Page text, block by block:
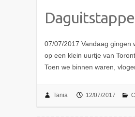
07/07/2017 Vandaag gingen
op een klein uurtje van
Toen we binnen waren,
Tania 12/07/2017